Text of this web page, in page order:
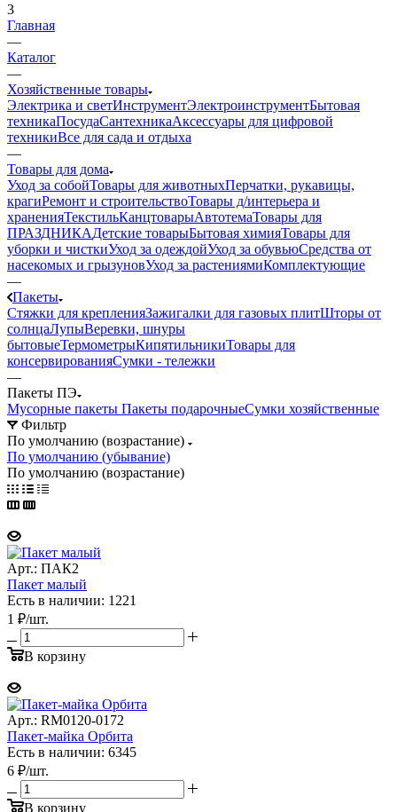
3
Главная
—
Каталог
—
Хозяйственные товары
Электрика и светИнструментЭлектроинструментБытовая
техникаПосудаСантехникаАксессуары для цифровой
техникиВсе для сада и отдыха
—
Товары для дома
Уход за собойТовары для животныхПерчатки, рукавицы,
крагиРемонт и строительствоТовары д/интерьера и
храненияТекстильКанцтоварыАвтотемаТовары для
ПРАЗДНИКАДетские товарыБытовая химияТовары для
уборки и чисткиУход за одеждойУход за обувьюСредства от
насекомых и грызуновУход за растениямиКомплектующие
—
Пакеты
Стяжки для крепленияЗажигалки для газовых плитШторы от
солнцаЛупыВеревки, шнуры
бытовыеТермометрыКипятильникиТовары для
консервированияСумки - тележки
—
Пакеты ПЭ
Мусорные пакеты Пакеты подарочныеСумки хозяйственные
Фильтр
По умолчанию (возрастание)
По умолчанию (убывание)
По умолчанию (возрастание)
Арт.: ПАК2
Пакет малый
Есть в наличии: 1221
1 ₽/шт.
В корзину
Арт.: RM0120-0172
Пакет-майка Орбита
Есть в наличии: 6345
6 ₽/шт.
В корзину